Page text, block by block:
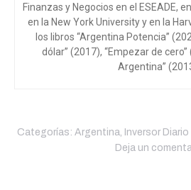
Finanzas y Negocios en el ESEADE,
en la New York University y en la
los libros “Argentina Potencia”
dólar” (2017), “Empezar de cero”
Argentina”
Categorías: Argentina, Inversor Diario
Deja un